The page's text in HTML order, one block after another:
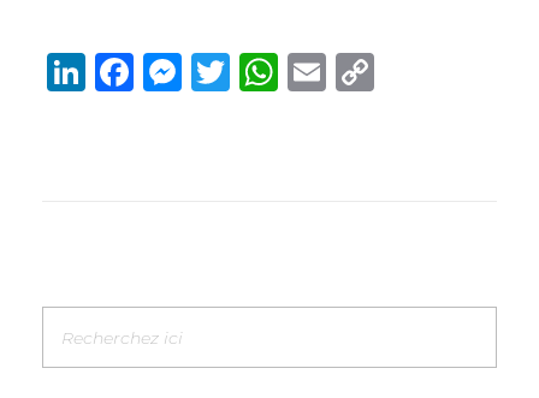
Li F
o
k
M
er
T
W
p
E
k